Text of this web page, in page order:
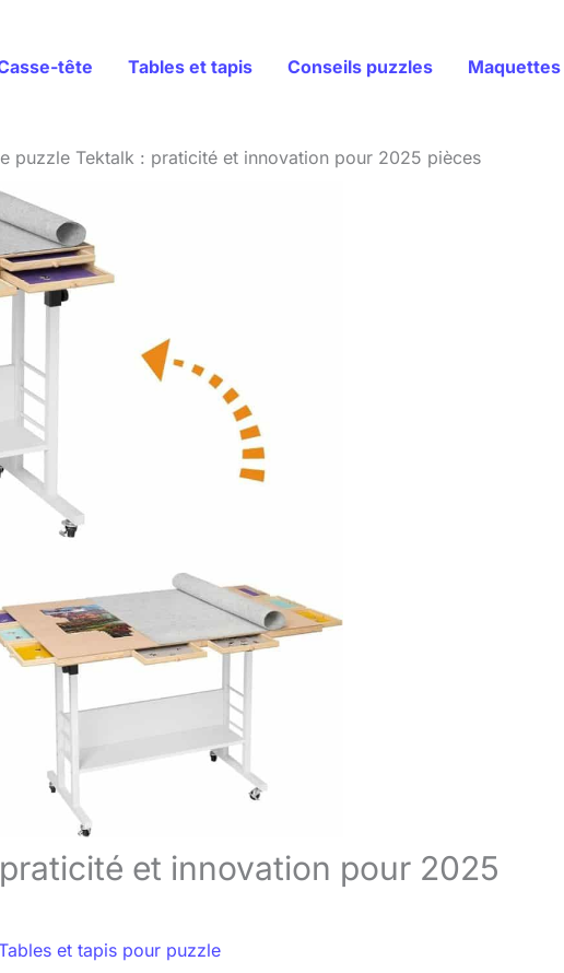
tête Tables et tapis Conseils puzzles
puzzle Tektalk : praticité et innovation pour 2025 pièces
et innovation pour 2025
et tapis pour puzzle